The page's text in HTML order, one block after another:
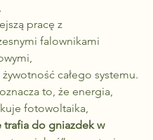
pracę z
falownikami
żywotność całego systemu.
to, że energia,
fotowoltaika,
trafia do gniazdek w